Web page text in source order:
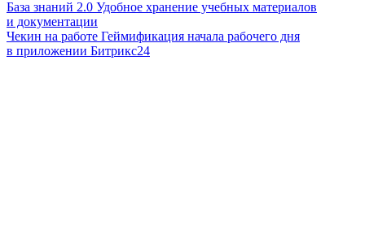
База знаний 2.0 Удобное хранение учебных материалов
и документации
Чекин на работе Геймификация начала рабочего дня
в приложении Битрикс24